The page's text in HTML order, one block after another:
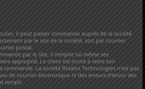
il peut passer commande auprès de la société
par le site de la société, soit par courrier
postal.
par le site, il remplie lui même ses
approprié. Le client est invité à relire son
commande. La société Bidalot Technologies n'est pas
de courrier électronique ni des erreurs d'envoi des
rempli.